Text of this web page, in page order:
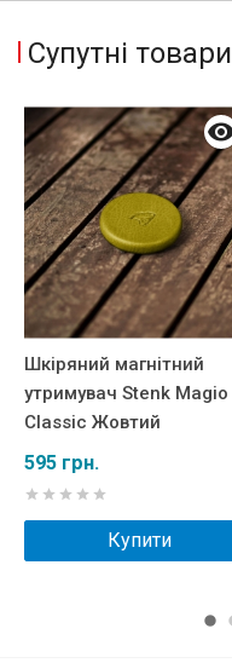
Супутні товари
Шкіряний магнітний
утримувач Stenk Magio
Classic Жовтий
595 грн.
Купити